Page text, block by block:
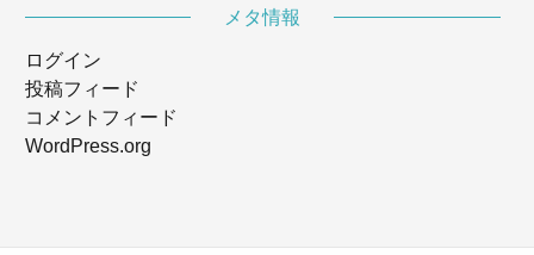
メタ情報
ログイン
投稿フィード
コメントフィード
WordPress.org